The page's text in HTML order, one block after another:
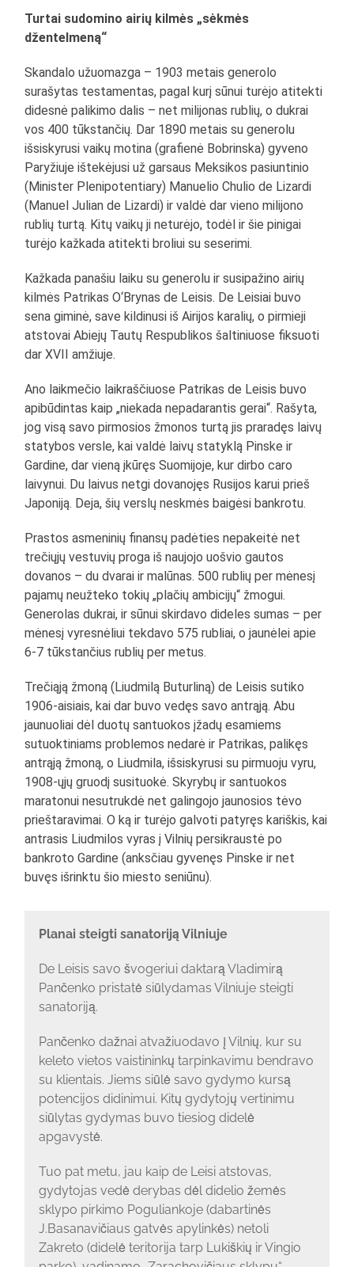
Turtai sudomino airių kilmės „sėkmės
džentelmeną“
Skandalo užuomazga – 1903 metais generolo
surašytas testamentas, pagal kurį sūnui turėjo atitekti
didesnė palikimo dalis – net milijonas rublių, o dukrai
vos 400 tūkstančių. Dar 1890 metais su generolu
išsiskyrusi vaikų motina (grafienė Bobrinska) gyveno
Paryžiuje ištekėjusi už garsaus Meksikos pasiuntinio
(Minister Plenipotentiary) Manuelio Chulio de Lizardi
(Manuel Julian de Lizardi) ir valdė dar vieno milijono
rublių turtą. Kitų vaikų ji neturėjo, todėl ir šie pinigai
turėjo kažkada atitekti broliui su seserimi.
Kažkada panašiu laiku su generolu ir susipažino airių
kilmės Patrikas O‘Brynas de Leisis. De Leisiai buvo
sena giminė, save kildinusi iš Airijos karalių, o pirmieji
atstovai Abiejų Tautų Respublikos šaltiniuose fiksuoti
dar XVII amžiuje.
Ano laikmečio laikraščiuose Patrikas de Leisis buvo
apibūdintas kaip „niekada nepadarantis gerai“. Rašyta,
jog visą savo pirmosios žmonos turtą jis praradęs laivų
statybos versle, kai valdė laivų statyklą Pinske ir
Gardine, dar vieną įkūręs Suomijoje, kur dirbo caro
laivynui. Du laivus netgi dovanojęs Rusijos karui prieš
Japoniją. Deja, šių verslų neskmės baigėsi bankrotu.
Prastos asmeninių finansų padėties nepakeitė net
trečiųjų vestuvių proga iš naujojo uošvio gautos
dovanos – du dvarai ir malūnas. 500 rublių per mėnesį
pajamų neužteko tokių „plačių ambicijų“ žmogui.
Generolas dukrai, ir sūnui skirdavo dideles sumas – per
mėnesį vyresnėliui tekdavo 575 rubliai, o jaunėlei apie
6-7 tūkstančius rublių per metus.
Trečiąją žmoną (Liudmilą Buturliną) de Leisis sutiko
1906-aisiais, kai dar buvo vedęs savo antrąją. Abu
jaunuoliai dėl duotų santuokos įžadų esamiems
sutuoktiniams problemos nedarė ir Patrikas, palikęs
antrąją žmoną, o Liudmila, išsiskyrusi su pirmuoju vyru,
1908-ųjų gruodį susituokė. Skyrybų ir santuokos
maratonui nesutrukdė net galingojo jaunosios tėvo
prieštaravimai. O ką ir turėjo galvoti patyręs kariškis, kai
antrasis Liudmilos vyras į Vilnių persikraustė po
bankroto Gardine (anksčiau gyvenęs Pinske ir net
buvęs išrinktu šio miesto seniūnu).
Planai steigti sanatoriją Vilniuje
De Leisis savo švogeriui daktarą Vladimirą
Pančenko pristatė siūlydamas Vilniuje steigti
sanatoriją.
Pančenko dažnai atvažiuodavo į Vilnių, kur su
keleto vietos vaistininkų tarpinkavimu bendravo
su klientais. Jiems siūlė savo gydymo kursą
potencijos didinimui. Kitų gydytojų vertinimu
siūlytas gydymas buvo tiesiog didelė
apgavystė.
Tuo pat metu, jau kaip de Leisi atstovas,
gydytojas vedė derybas dėl didelio žemės
sklypo pirkimo Poguliankoje (dabartinės
J.Basanavičiaus gatvės apylinkės) netoli
Zakreto (didelė teritorija tarp Lukiškių ir Vingio